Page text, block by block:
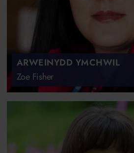
ARWEINYDD YMCHWIL
Zoe Fisher